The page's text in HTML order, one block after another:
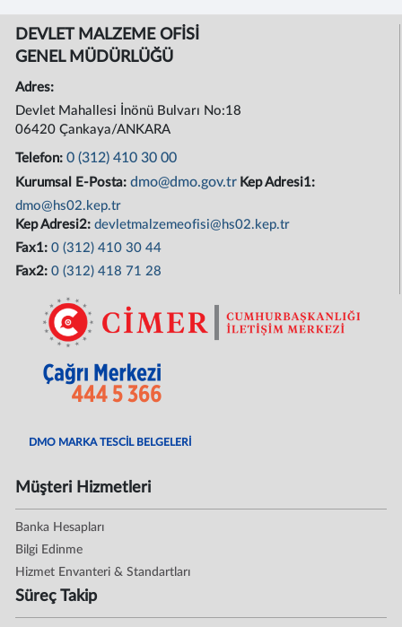
DEVLET MALZEME OFİSİ
GENEL MÜDÜRLÜĞÜ
Adres:
Devlet Mahallesi İnönü Bulvarı No:18
06420 Çankaya/ANKARA
Telefon:0 (312) 410 30 00
Kurumsal E-Posta:dmo@dmo.gov.tr Kep Adresi1:
dmo@hs02.kep.tr
Kep Adresi2:devletmalzemeofisi@hs02.kep.tr
Fax1:0 (312) 410 30 44
Fax2:0 (312) 418 71 28
DMO MARKA TESCİL BELGELERİ
Müşteri Hizmetleri
Banka Hesapları
Bilgi Edinme
Hizmet Envanteri & Standartları
Süreç Takip